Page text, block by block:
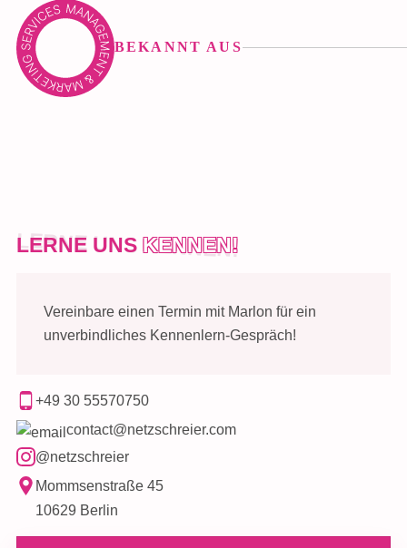
BEKANNT AUS
LERNE UNS KENNEN!
Vereinbare einen Termin mit Marlon für ein
unverbindliches Kennenlern-Gespräch!
+49 30 55570750
contact@netzschreier.com
@netzschreier
Mommsenstraße 45
10629 Berlin